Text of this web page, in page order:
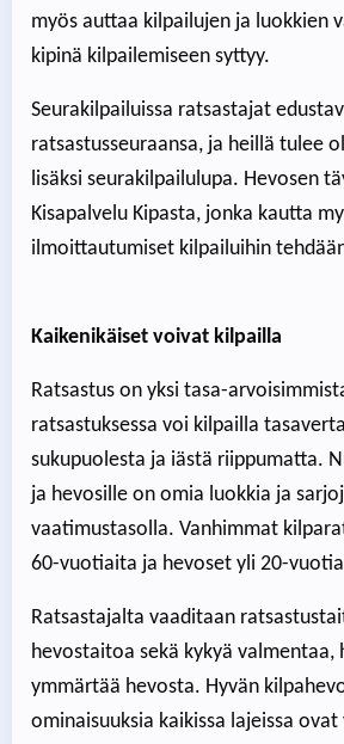
myös auttaa kilpailujen ja luokkien
kipinä kilpailemiseen syttyy.
Seurakilpailuissa ratsastajat
ratsastusseuraansa, ja heillä tulee
lisäksi seurakilpailulupa. Hevosen
Kisapalvelu Kipasta, jonka kautta
ilmoittautumiset kilpailuihin
Kaikenikäiset voivat kilpailla
Ratsastus on yksi tasa-
ratsastuksessa voi kilpailla
sukupuolesta ja iästä riippumatta.
ja hevosille on omia luokkia ja
vaatimustasolla. Vanhimmat
60-vuotiaita ja hevoset yli 20-
Ratsastajalta vaaditaan
hevostaitoa sekä kykyä valmentaa,
ymmärtää hevosta. Hyvän
ominaisuuksia kaikissa lajeissa